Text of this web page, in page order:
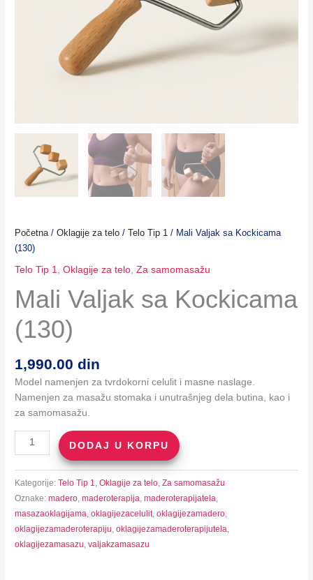
Početna/Oklagije za telo / Telo Tip 1 / Mali Valjak sa Kockicama
(130)
Telo Tip 1 ,Oklagije za telo ,Za samomasažu
Mali Valjak sa Kockicama
(130)
1,990.00din
Model namenjen za tvrdokorni celulit i masne naslage.
Namenjen za masažu stomaka i unutrašnjeg dela butina, kao i
za samomasažu.
Mali
Valjak
sa
Kockicama
(130)
količina
DODAJ U KORPU
Kategorije:Telo Tip 1 ,Oklagije za telo ,Za samomasažu
Oznake:madero ,maderoterapija ,maderoterapijatela
masazaoklagijama ,oklagijezacelulit,oklagijezamadero
oklagijezamaderoterapiju ,oklagijezamaderoterapijutela
oklagijezamasazu ,valjakzamasazu